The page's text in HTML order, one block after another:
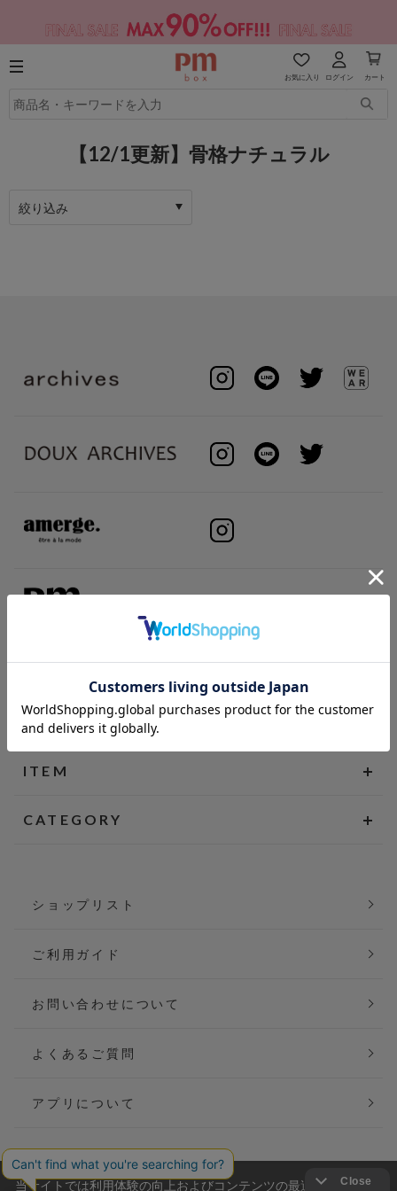
お気に入り ログイン カート
【12/1更新】骨格ナチュラル
絞り込み
BRAND
ITEM
CATEGORY
ショップリスト
ご利用ガイド
お問い合わせについて
よくあるご質問
アプリについて
当サイトでは利用体験の向上およびコンテンツの最適な提供、ト